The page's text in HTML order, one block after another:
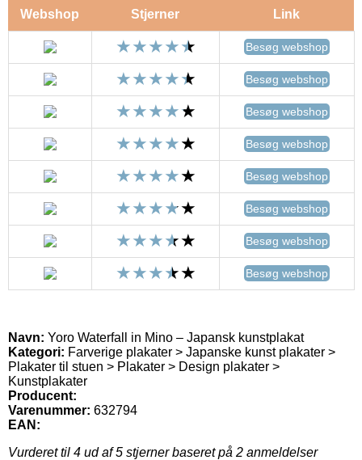
Webshop Stjerner Link
Besøg webshop
Besøg webshop
Besøg webshop
Besøg webshop
Besøg webshop
Besøg webshop
Besøg webshop
Besøg webshop
Navn: Yoro Waterfall in Mino – Japansk kunstplakat
Kategori: Farverige plakater > Japanske kunst plakater >
Plakater til stuen > Plakater > Design plakater >
Kunstplakater
Producent:
Varenummer: 632794
EAN:
Vurderet til 4 ud af 5 stjerner baseret på 2 anmeldelser